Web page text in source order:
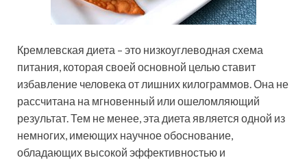
Кремлевская диета – это низкоуглеводная схема
питания, которая своей основной целью ставит
избавление человека от лишних килограммов. Она не
рассчитана на мгновенный или ошеломляющий
результат. Тем не менее, эта диета является одной из
немногих, имеющих научноеобоснование,
обладающих высокой эффективностью и